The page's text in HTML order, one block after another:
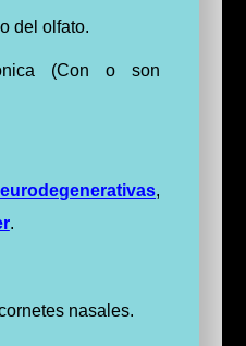
del olfato.
(Con o son
,
.
nasales.